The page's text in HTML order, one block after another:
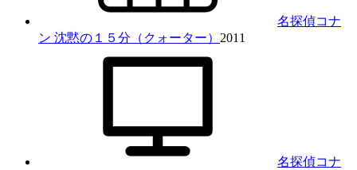
名探偵コナ
ン 沈黙の１５分（クォーター） 2011
名探偵コナ